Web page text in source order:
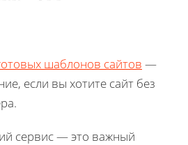
шаблонов сайтов —
если вы хотите сайт без
сервис — это важный